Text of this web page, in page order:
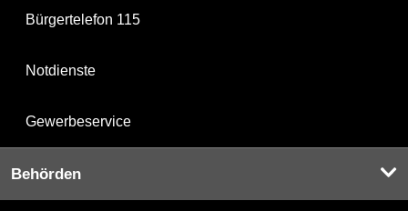
Bürgertelefon 115
Notdienste
Gewerbeservice
Behörden